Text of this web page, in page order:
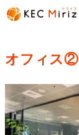
オフィス②